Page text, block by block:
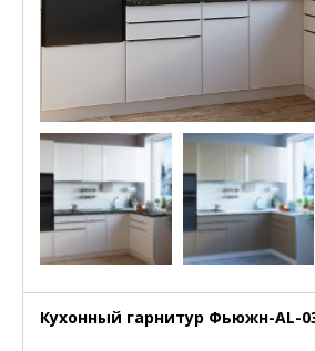
Кухонный гарнитур Фьюжн-AL-